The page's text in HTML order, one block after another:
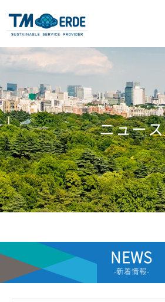
事業内容
取扱製品
ニュース
お問い合わせ
ニュース
NEWS
-新着情報-